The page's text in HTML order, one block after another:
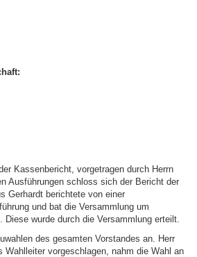
Kassenbericht, vorgetragen durch Herrn
Ausführungen schloss sich der Bericht der
Gerhardt berichtete von einer
und bat die Versammlung um
wurde durch die Versammlung erteilt.
des gesamten Vorstandes an. Herr
Wahlleiter vorgeschlagen, nahm die Wahl an